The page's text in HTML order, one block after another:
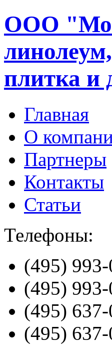
ООО
плитка и
Главная
О
Партнеры
Контакты
Статьи
Телефоны:
(495)
(495)
(495)
(495)